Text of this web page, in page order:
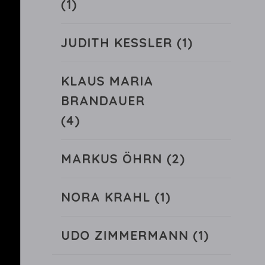
(1)
JUDITH KESSLER (1)
KLAUS MARIA
BRANDAUER
(4)
MARKUS ÖHRN (2)
NORA KRAHL (1)
UDO ZIMMERMANN (1)